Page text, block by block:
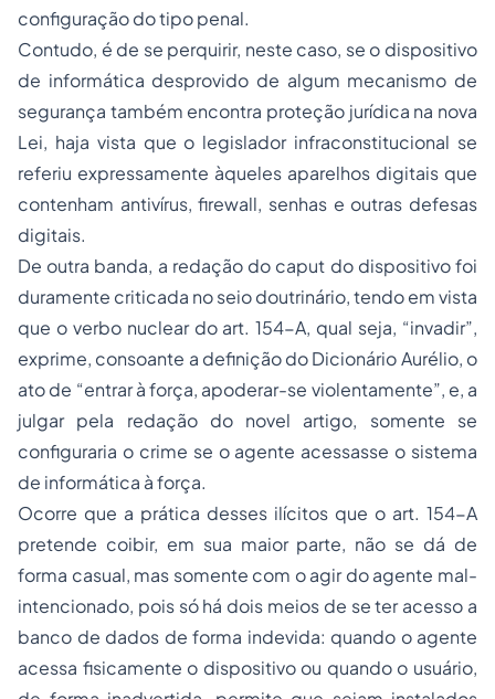
configuração do tipo penal.
Contudo, é de se perquirir, neste caso, se o dispositivo
de informática desprovido de algum mecanismo de
segurança também encontra proteção jurídica na nova
Lei, haja vista que o legislador infraconstitucional se
referiu expressamente àqueles aparelhos digitais que
contenham antivírus, firewall, senhas e outras defesas
digitais.
De outra banda, a redação do caput do dispositivo foi
duramente criticada no seio doutrinário, tendo em vista
que o verbo nuclear do art. 154-A, qual seja, “invadir”,
exprime, consoante a definição do Dicionário Aurélio, o
ato de “entrar à força, apoderar-se violentamente”, e, a
julgar pela redação do novel artigo, somente se
configuraria o crime se o agente acessasse o sistema
de informática à força.
Ocorre que a prática desses ilícitos que o art. 154-A
pretende coibir, em sua maior parte, não se dá de
forma casual, mas somente com o agir do agente mal-
intencionado, pois só há dois meios de se ter acesso a
banco de dados de forma indevida: quando o agente
acessa fisicamente o dispositivo ou quando o usuário,